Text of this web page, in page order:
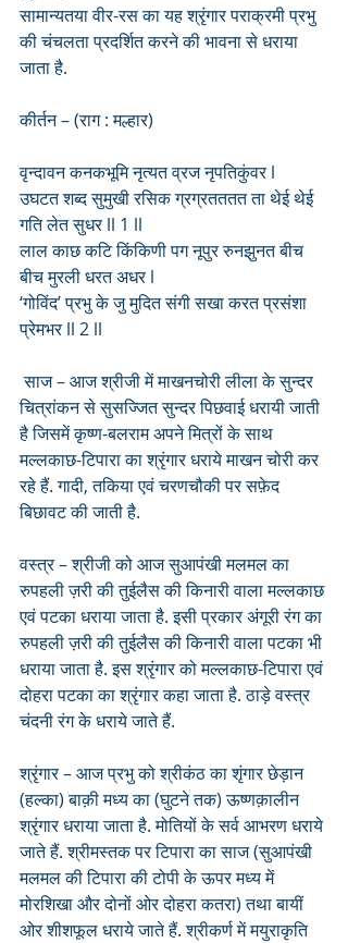
सामान्यतया वीर-रस का यह श्रृंगार पराक्रमी प्रभु
की चंचलता प्रदर्शित करने की भावना से धराया
जाता है.
कीर्तन – (राग : मल्हार)
वृन्दावन कनकभूमि नृत्यत व्रज नृपतिकुंवर l
उघटत शब्द सुमुखी रसिक ग्रग्रतततत ता थेई थेई
गति लेत सुधर ll 1 ll
लाल काछ कटि किंकिणी पग नूपुर रुनझुनत बीच
बीच मुरली धरत अधर l
‘गोविंद’ प्रभु के जु मुदित संगी सखा करत प्रसंशा
प्रेमभर ll 2 ll
साज – आज श्रीजी में माखनचोरी लीला के सुन्दर
चित्रांकन से सुसज्जित सुन्दर पिछवाई धरायी जाती
है जिसमें कृष्ण-बलराम अपने मित्रों के साथ
मल्लकाछ-टिपारा का श्रृंगार धराये माखन चोरी कर
रहे हैं. गादी, तकिया एवं चरणचौकी पर सफ़ेद
बिछावट की जाती है.
वस्त्र – श्रीजी को आज सुआपंखी मलमल का
रुपहली ज़री की तुईलैस की किनारी वाला मल्लकाछ
एवं पटका धराया जाता है. इसी प्रकार अंगूरी रंग का
रुपहली ज़री की तुईलैस की किनारी वाला पटका भी
धराया जाता है. इस श्रृंगार को मल्लकाछ-टिपारा एवं
दोहरा पटका का श्रृंगार कहा जाता है. ठाड़े वस्त्र
चंदनी रंग के धराये जाते हैं.
श्रृंगार – आज प्रभु को श्रीकंठ का शृंगार छेड़ान
(हल्का) बाक़ी मध्य का (घुटने तक) ऊष्णक़ालीन
श्रृंगार धराया जाता है. मोतियों के सर्व आभरण धराये
जाते हैं. श्रीमस्तक पर टिपारा का साज (सुआपंखी
मलमल की टिपारा की टोपी के ऊपर मध्य में
मोरशिखा और दोनों ओर दोहरा कतरा) तथा बायीं
ओर शीशफूल धराये जाते हैं. श्रीकर्ण में मयुराकृति